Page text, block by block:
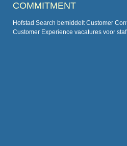
COMMITMENT
Hofstad Search bemiddelt Customer
Customer Experience vacatures voor